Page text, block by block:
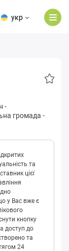
укр
-
громада -
та
цієї
у Вас вже є
кнопку
доступ до
та
24